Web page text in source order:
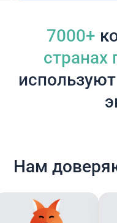
7000+
cтранах
Нам